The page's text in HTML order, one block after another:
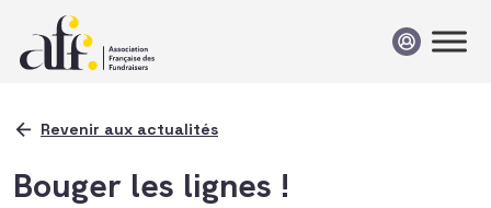
Revenir aux actualités
Bouger les lignes !